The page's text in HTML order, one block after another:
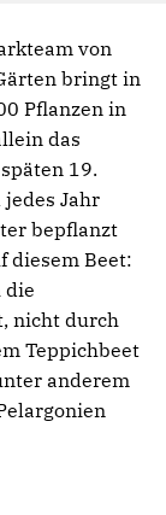
von
bringt in
Pflanzen in
das
19.
Jahr
bepflanzt
diesem Beet:
die
nicht durch
Teppichbeet
anderem